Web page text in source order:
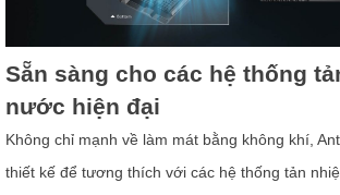
Sẵn sàng cho các hệ thống
nước hiện đại
Không chỉ mạnh về làm mát bằng không khí,
thiết kế để tương thích với các hệ thống tản